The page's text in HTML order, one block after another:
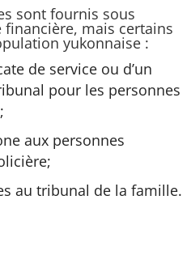
sont fournis sous
mais certains
yukonnaise :
de service ou d’un
pour les personnes
aux personnes
au tribunal de la famille.